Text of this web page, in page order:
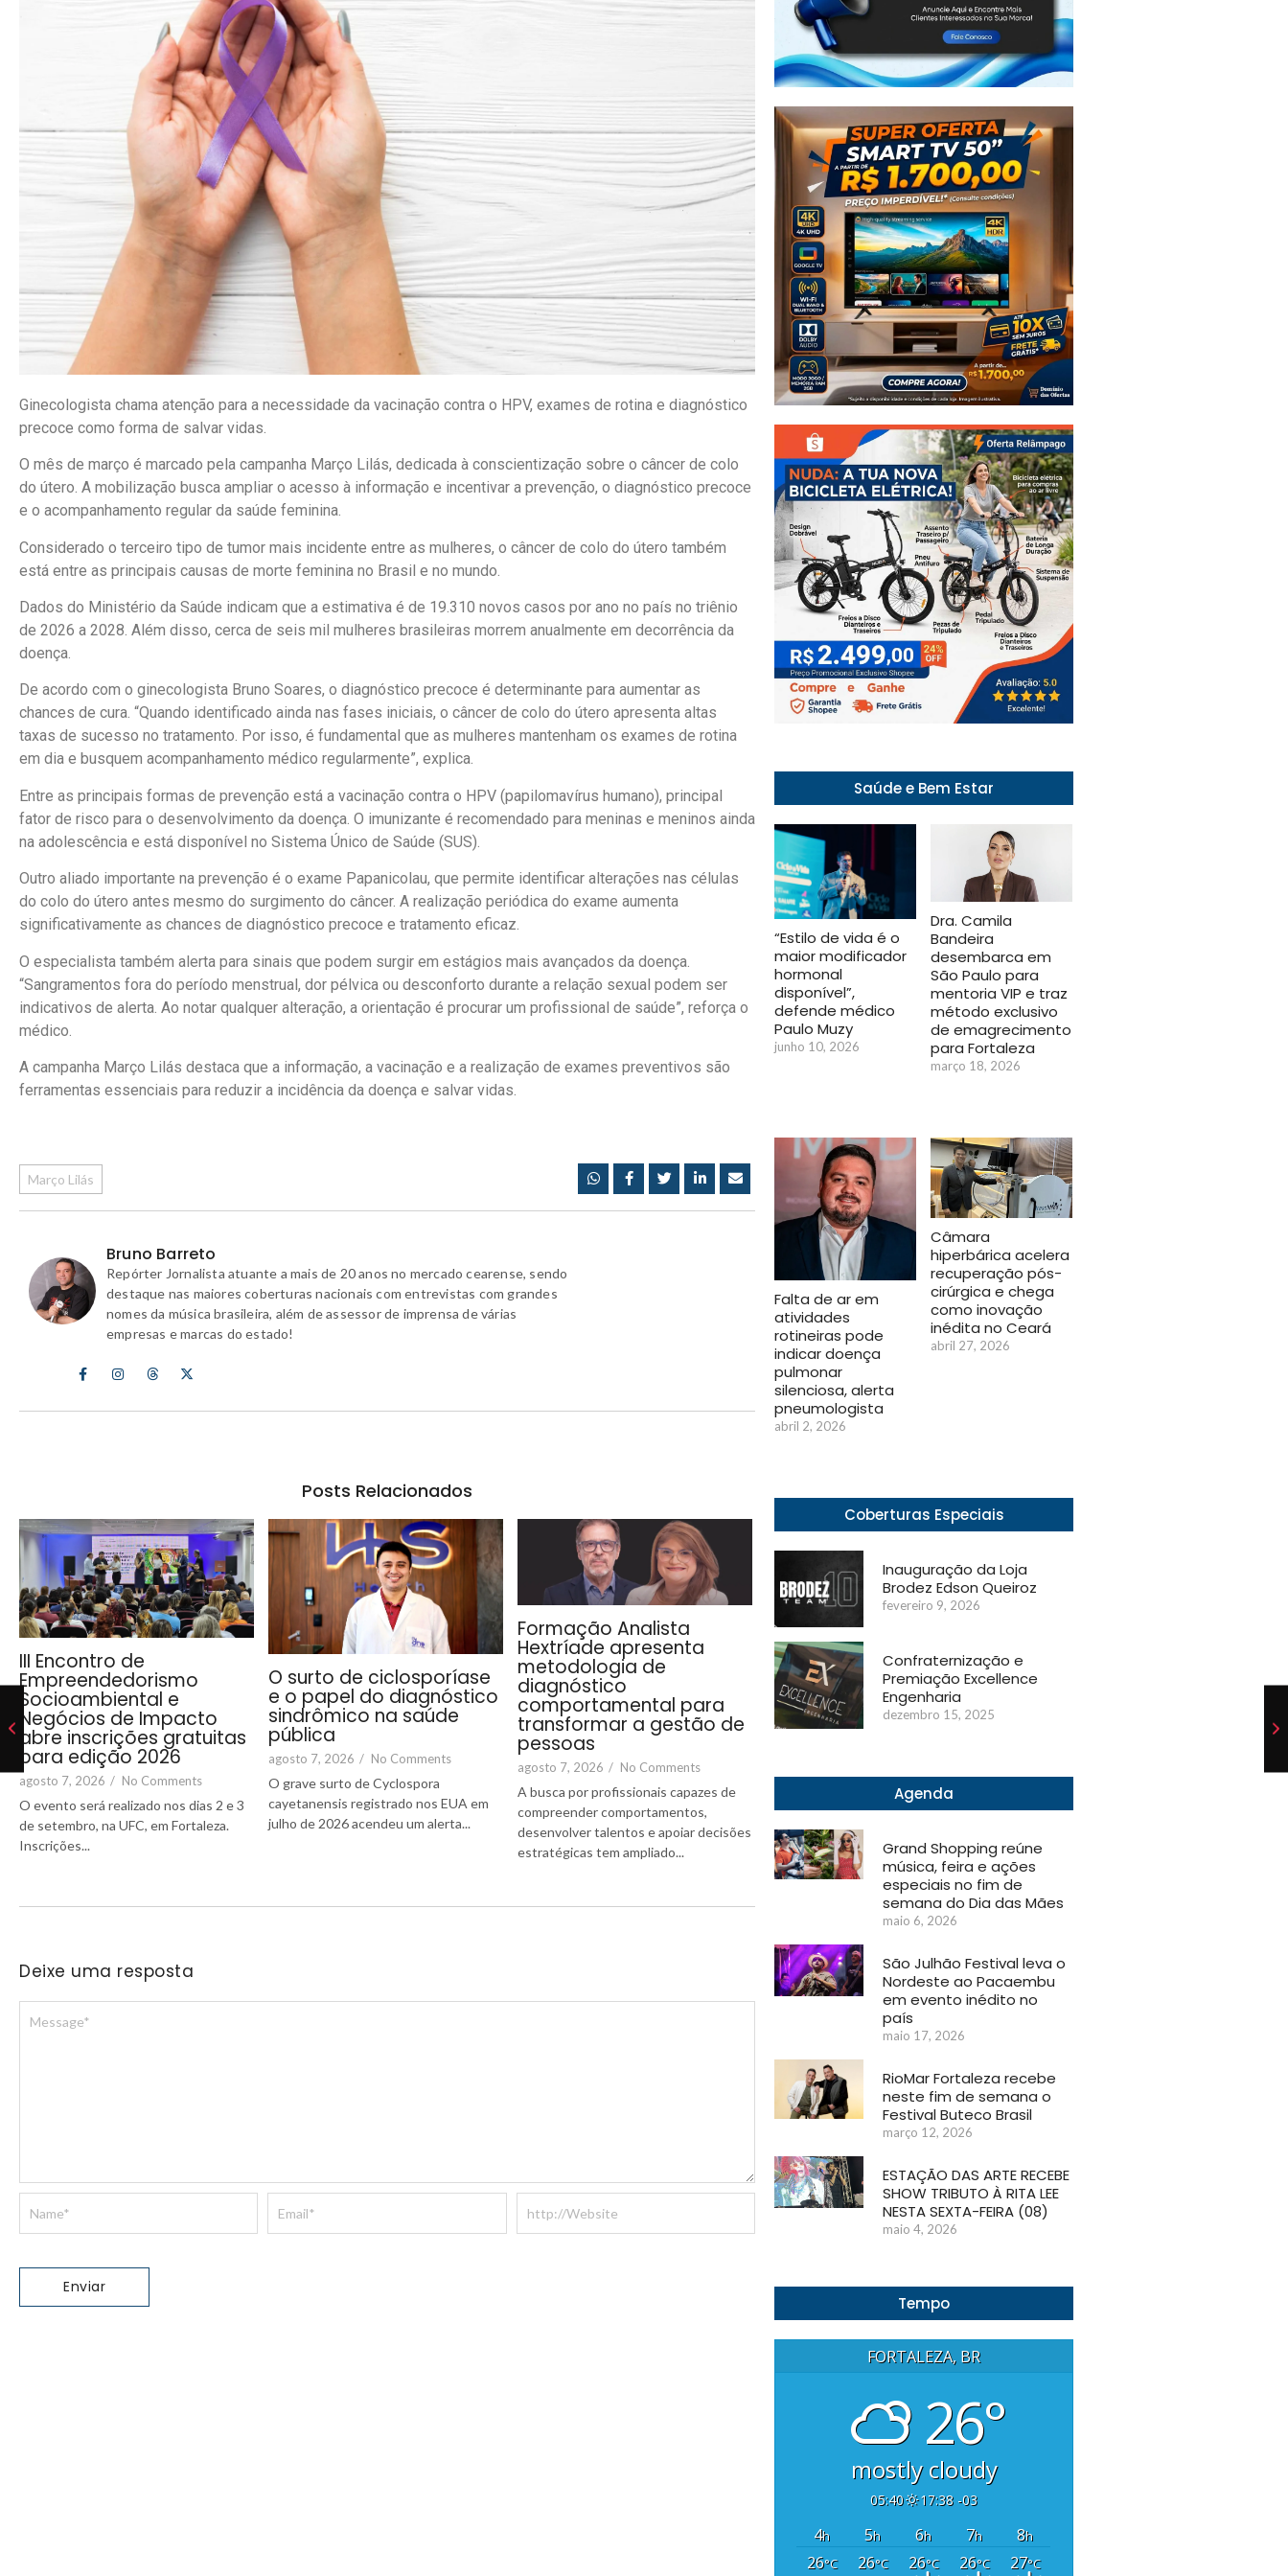
Ginecologista chama atenção para a necessidade da vacinação contra o HPV, exames de rotina e diagnóstico
precoce como forma de salvar vidas.
O mês de março é marcado pela campanha Março Lilás, dedicada à conscientização sobre o câncer de colo
do útero. A mobilização busca ampliar o acesso à informação e incentivar a prevenção, o diagnóstico precoce
e o acompanhamento regular da saúde feminina.
Considerado o terceiro tipo de tumor mais incidente entre as mulheres, o câncer de colo do útero também
está entre as principais causas de morte feminina no Brasil e no mundo.
Dados do Ministério da Saúde indicam que a estimativa é de 19.310 novos casos por ano no país no triênio
de 2026 a 2028. Além disso, cerca de seis mil mulheres brasileiras morrem anualmente em decorrência da
doença.
De acordo com o ginecologista Bruno Soares, o diagnóstico precoce é determinante para aumentar as
chances de cura. “Quando identificado ainda nas fases iniciais, o câncer de colo do útero apresenta altas
taxas de sucesso no tratamento. Por isso, é fundamental que as mulheres mantenham os exames de rotina
em dia e busquem acompanhamento médico regularmente”, explica.
Entre as principais formas de prevenção está a vacinação contra o HPV (papilomavírus humano), principal
fator de risco para o desenvolvimento da doença. O imunizante é recomendado para meninas e meninos ainda
na adolescência e está disponível no Sistema Único de Saúde (SUS).
Outro aliado importante na prevenção é o exame Papanicolau, que permite identificar alterações nas células
do colo do útero antes mesmo do surgimento do câncer. A realização periódica do exame aumenta
significativamente as chances de diagnóstico precoce e tratamento eficaz.
O especialista também alerta para sinais que podem surgir em estágios mais avançados da doença.
“Sangramentos fora do período menstrual, dor pélvica ou desconforto durante a relação sexual podem ser
indicativos de alerta. Ao notar qualquer alteração, a orientação é procurar um profissional de saúde”, reforça o
médico.
A campanha Março Lilás destaca que a informação, a vacinação e a realização de exames preventivos são
ferramentas essenciais para reduzir a incidência da doença e salvar vidas.
Março Lilás
Bruno Barreto
Repórter Jornalista atuante a mais de 20 anos no mercado cearense, sendo
destaque nas maiores coberturas nacionais com entrevistas com grandes
nomes da música brasileira, além de assessor de imprensa de várias
empresas e marcas do estado!
Posts Relacionados
III Encontro de
Empreendedorismo
Socioambiental e
Negócios de Impacto
abre inscrições gratuitas
para edição 2026
agosto 7, 2026 / No Comments
O evento será realizado nos dias 2 e 3
de setembro, na UFC, em Fortaleza.
Inscrições...
O surto de ciclosporíase
e o papel do diagnóstico
sindrômico na saúde
pública
agosto 7, 2026 / No Comments
O grave surto de Cyclospora
cayetanensis registrado nos EUA em
julho de 2026 acendeu um alerta...
Formação Analista
Hextríade apresenta
metodologia de
diagnóstico
comportamental para
transformar a gestão de
pessoas
agosto 7, 2026 / No Comments
A busca por profissionais capazes de
compreender comportamentos,
desenvolver talentos e apoiar decisões
estratégicas tem ampliado...
Deixe uma resposta
Saúde e Bem Estar
“Estilo de vida é o
maior modificador
hormonal
disponível”,
defende médico
Paulo Muzy
junho 10, 2026
Dra. Camila
Bandeira
desembarca em
São Paulo para
mentoria VIP e traz
método exclusivo
de emagrecimento
para Fortaleza
março 18, 2026
Falta de ar em
atividades
rotineiras pode
indicar doença
pulmonar
silenciosa, alerta
pneumologista
abril 2, 2026
Câmara
hiperbárica acelera
recuperação pós-
cirúrgica e chega
como inovação
inédita no Ceará
abril 27, 2026
Coberturas Especiais
Inauguração da Loja
Brodez Edson Queiroz
fevereiro 9, 2026
Confraternização e
Premiação Excellence
Engenharia
dezembro 15, 2025
Agenda
Grand Shopping reúne
música, feira e ações
especiais no fim de
semana do Dia das Mães
maio 6, 2026
São Julhão Festival leva o
Nordeste ao Pacaembu
em evento inédito no
país
maio 17, 2026
RioMar Fortaleza recebe
neste fim de semana o
Festival Buteco Brasil
março 12, 2026
ESTAÇÃO DAS ARTE RECEBE
SHOW TRIBUTO À RITA LEE
NESTA SEXTA-FEIRA (08)
maio 4, 2026
Tempo
FORTALEZA, BR
26°
mostly cloudy
05:40 17:38 -03
4h 5h 6h 7h 8h
26°C 26°C 26°C 26°C 27°C